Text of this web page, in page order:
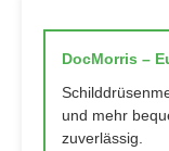
DocMorris –
und mehr
zuverlässig.